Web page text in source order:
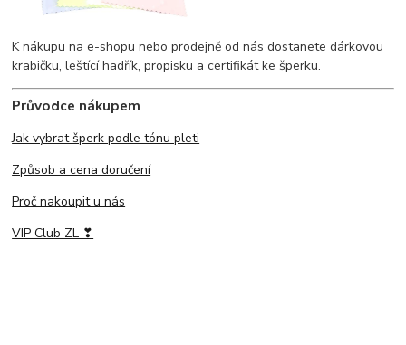
K nákupu na e-shopu nebo prodejně od nás dostanete dárkovou
krabičku, leštící hadřík, propisku a certifikát ke šperku.
Průvodce nákupem
Jak vybrat šperk podle tónu pleti
Způsob a cena doručení
Proč nakoupit u nás
VIP Club ZL ❣